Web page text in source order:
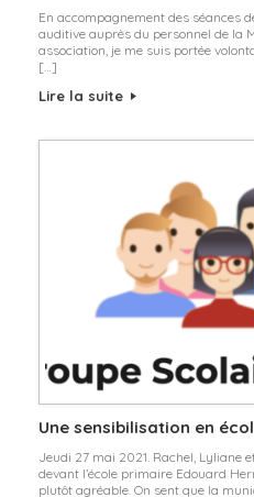
En accompagnement des séances
auditive auprès du personnel de la
association, je me suis portée
[…]
Lire la suite
Une sensibilisation en
Jeudi 27 mai 2021. Rachel, Lyliane
devant l’école primaire Edouard
plutôt agréable. On sent que la